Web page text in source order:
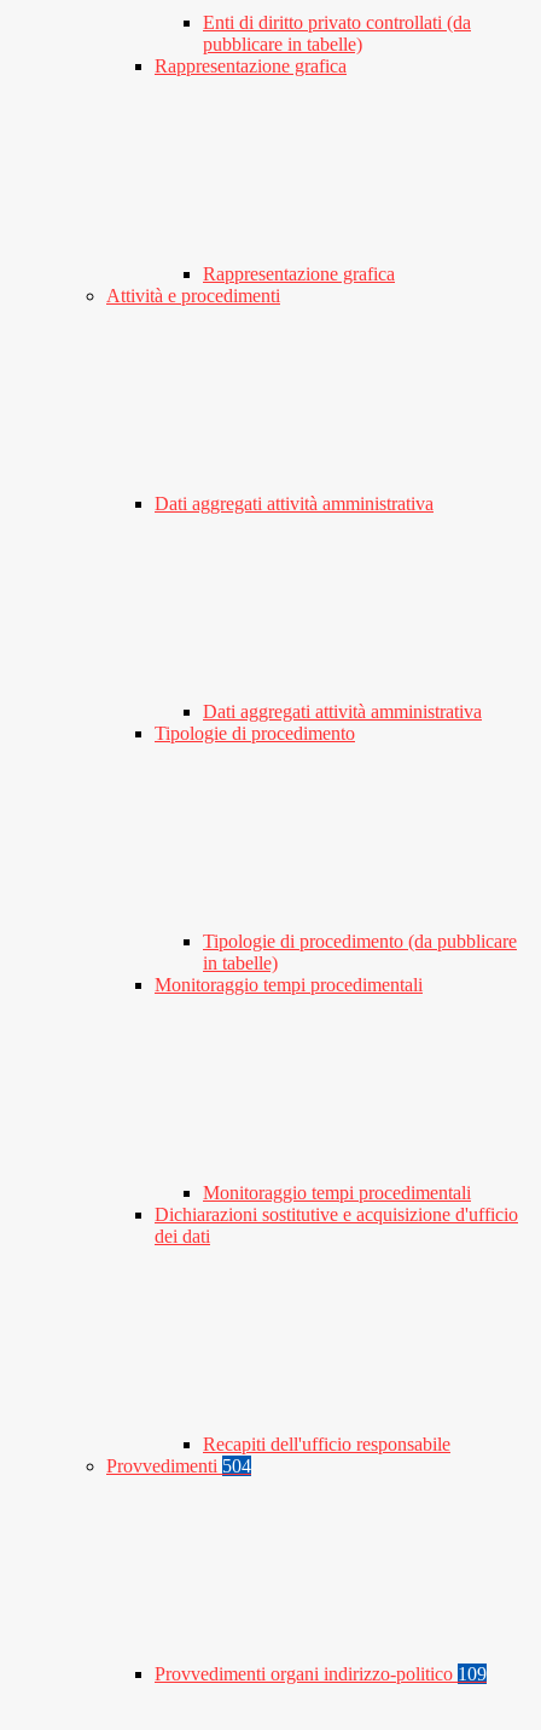
Enti di diritto privato controllati (da
pubblicare in tabelle)
Rappresentazione grafica
Rappresentazione grafica
Attività e procedimenti
Dati aggregati attività amministrativa
Dati aggregati attività amministrativa
Tipologie di procedimento
Tipologie di procedimento (da pubblicare
in tabelle)
Monitoraggio tempi procedimentali
Monitoraggio tempi procedimentali
Dichiarazioni sostitutive e acquisizione d'ufficio
dei dati
Recapiti dell'ufficio responsabile
Provvedimenti 504
Provvedimenti organi indirizzo-politico 109